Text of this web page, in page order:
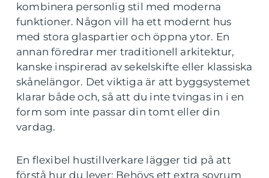
kombinera personlig stil med moderna
funktioner. Någon vill ha ett modernt hus
med stora glaspartier och öppna ytor. En
annan föredrar mer traditionell arkitektur,
kanske inspirerad av sekelskifte eller klassiska
skånelängor. Det viktiga är att byggsystemet
klarar både och, så att du inte tvingas in i en
form som inte passar din tomt eller din
vardag.
En flexibel hustillverkare lägger tid på att
förstå hur du lever: Behövs ett extra sovrum